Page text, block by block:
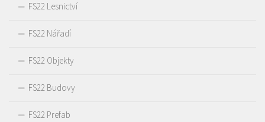
FS22 Lesnictví
FS22 Nářadí
FS22 Objekty
FS22 Budovy
FS22 Prefab